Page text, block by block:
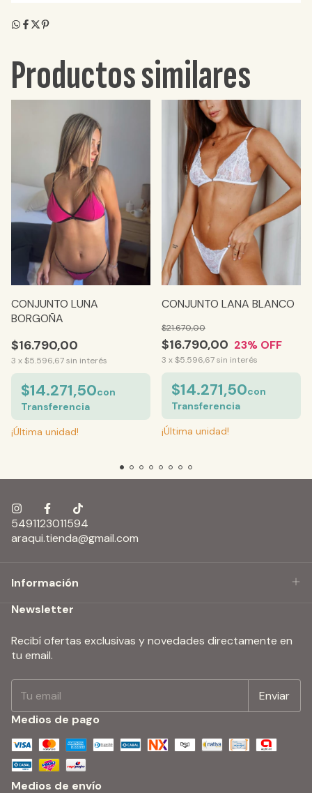
Productos similares
CONJUNTO LUNA
BORGOÑA
$16.790,00
3 x$5.596,67sin interés
$14.271,50con
Transferencia
¡Última unidad!
CONJUNTO LANA BLANCO
$16.790,00
$21.670,00
23% OFF
3 x$5.596,67sin interés
$14.271,50con
Transferencia
¡Última unidad!
5491123011594
araqui.tienda@gmail.com
Información
Newsletter
Recibí ofertas exclusivas y novedades directamente en
tu email.
Medios de pago
Medios de envío